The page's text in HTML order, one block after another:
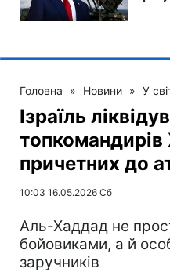
Головна » Новини » У
Ізраїль
причетних до
10:03 16.05.2026 Сб
Аль-Хаддад не
бойовиками, а й
заручників